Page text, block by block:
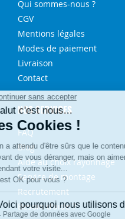
Qui sommes-nous ?
CGV
Mentions légales
Modes de paiement
Livraison
Contact
NOS SERVICES
FAQ
Blog
Aide au choix rayonnage
Service de montage
Recrutement
Besoin d'aide ?